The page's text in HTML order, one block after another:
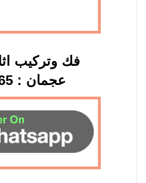
فك وتركيب
عجمان : 0556881465